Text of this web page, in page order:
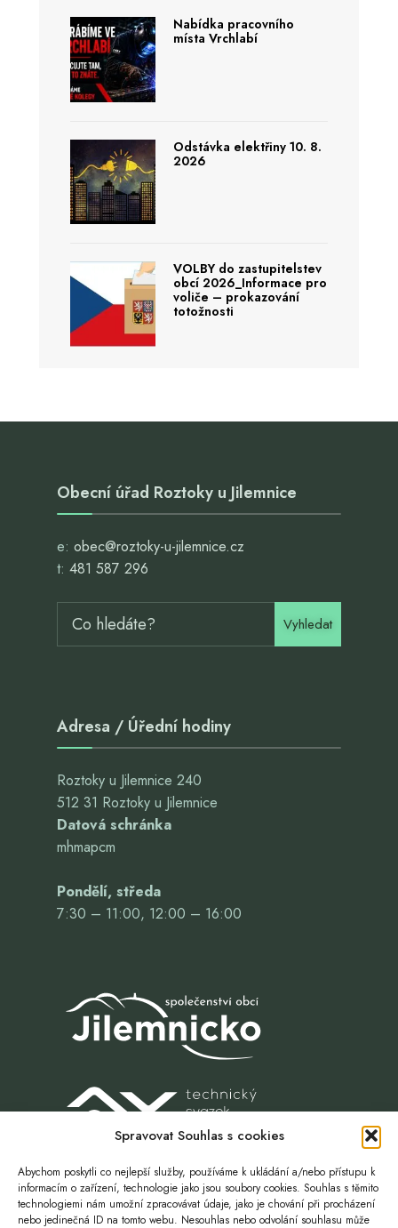
Spravovat Souhlas s cookies
Abychom poskytli co nejlepší služby, používáme k ukládání a/nebo přístupu k
informacím o zařízení, technologie jako jsou soubory cookies. Souhlas s těmito
technologiemi nám umožní zpracovávat údaje, jako je chování při procházení
nebo jedinečná ID na tomto webu. Nesouhlas nebo odvolání souhlasu může
Nabídka pracovního
místa Vrchlabí
Odstávka elektřiny 10. 8.
2026
VOLBY do zastupitelstev
obcí 2026_Informace pro
voliče – prokazování
totožnosti
Obecní úřad Roztoky u Jilemnice
e: obec@roztoky-u-jilemnice.cz
t: 481 587 296
Vyhledat
Adresa / Úřední hodiny
Roztoky u Jilemnice 240
512 31 Roztoky u Jilemnice
Datová schránka
mhmapcm
Pondělí, středa
7:30 – 11:00, 12:00 – 16:00